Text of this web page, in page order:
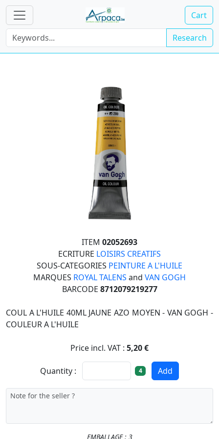
Cart
Research
ITEM 02052693
ECRITURE LOISIRS CREATIFS
SOUS-CATEGORIES PEINTURE A L'HUILE
MARQUES ROYAL TALENS and VAN GOGH
BARCODE 8712079219277
COUL A L'HUILE 40ML JAUNE AZO MOYEN - VAN GOGH -
COULEUR A L'HUILE
Price incl. VAT : 5,20 €
Quantity : 4 Add
EMBALLAGE : 3